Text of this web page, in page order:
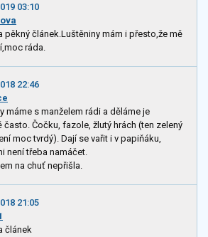
03:10
pěkný článek.Luštěniny mám i přesto,že mě
ráda.
22:46
máme s manželem rádi a děláme je
často. Čočku, fazole, žlutý hrách (ten zelený
moc tvrdý). Dají se vařit i v papiňáku,
není třeba namáčet.
na chuť nepřišla.
21:05
článek